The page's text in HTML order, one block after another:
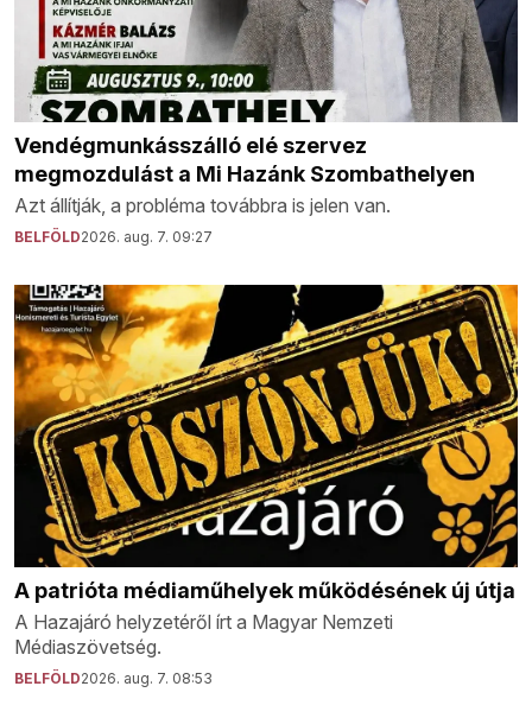
Vendégmunkásszálló elé szervez
megmozdulást a Mi Hazánk Szombathelyen
Azt állítják, a probléma továbbra is jelen van.
BELFÖLD2026. aug. 7. 09:27
A patrióta médiaműhelyek működésének új útja
A Hazajáró helyzetéről írt a Magyar Nemzeti
Médiaszövetség.
BELFÖLD2026. aug. 7. 08:53